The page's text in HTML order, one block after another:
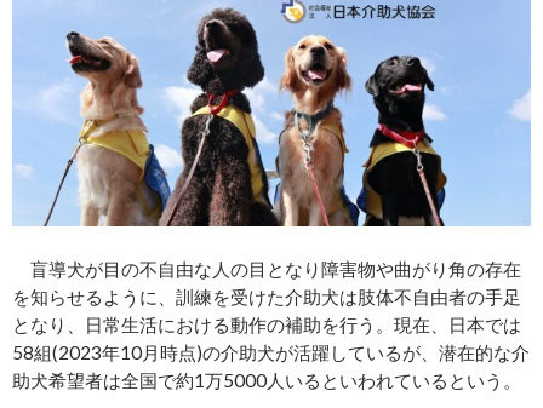
盲導犬が目の不自由な人の目となり障害物や曲がり角の存在
を知らせるように、訓練を受けた介助犬は肢体不自由者の手足
となり、日常生活における動作の補助を行う。現在、日本では
58組(2023年10月時点)の介助犬が活躍しているが、潜在的な介
助犬希望者は全国で約1万5000人いるといわれているという。